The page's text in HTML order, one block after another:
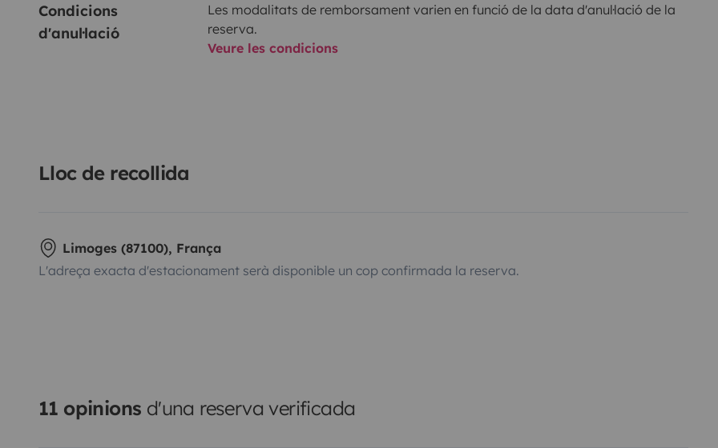
Condicions
d'anul·lació
Les modalitats de remborsament varien en funció de la data d'anul·lació de la
reserva.
Veure les condicions
Lloc de recollida
Limoges (87100), França
L'adreça exacta d'estacionament serà disponible un cop confirmada la reserva.
11 opinions d'una reserva verificada